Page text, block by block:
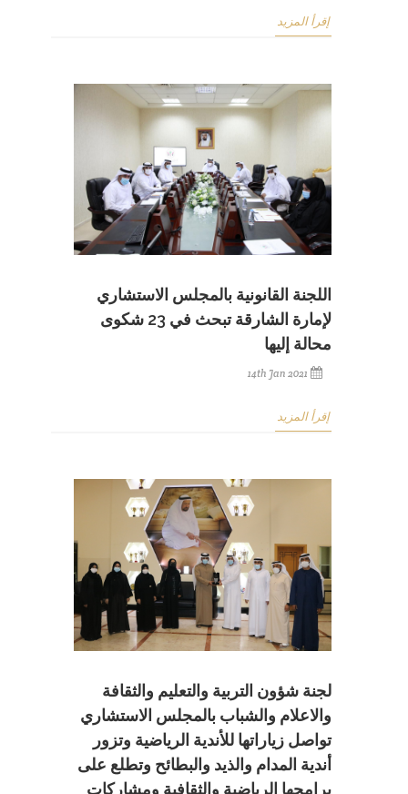
إقرأ المزيد
اللجنة القانونية بالمجلس الاستشاري
لإمارة الشارقة تبحث في 23 شكوى
محالة إليها
14th Jan 2021
إقرأ المزيد
لجنة شؤون التربية والتعليم والثقافة
والاعلام والشباب بالمجلس الاستشاري
تواصل زياراتها للأندية الرياضية وتزور
أندية المدام والذيد والبطائح وتطلع على
برامجها الرياضية والثقافية ومشاركات